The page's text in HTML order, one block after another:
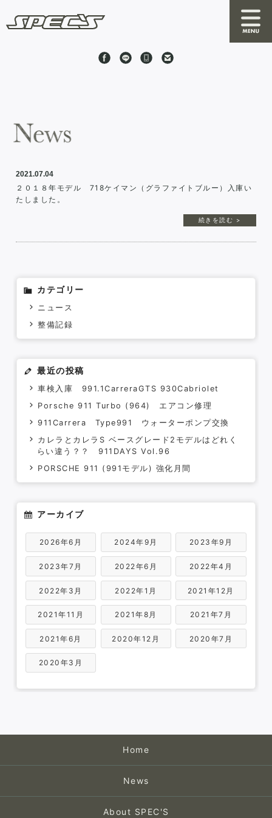
RRC
Stock Cars
2021.07.04
２０１８年モデル 718ケイマン（グラファイトブルー）入庫い
たしました。
続きを読む >
カテゴリー
ニュース
整備記録
最近の投稿
車検入庫 991.1CarreraGTS 930Cabriolet
Porsche 911 Turbo (964) エアコン修理
911Carrera Type991 ウォーターポンプ交換
カレラとカレラS ベースグレード2モデルはどれく
らい違う？？ 911DAYS Vol.96
PORSCHE 911 (991モデル) 強化月間
アーカイブ
2026年6月 2024年9月 2023年9月
2023年7月 2022年6月 2022年4月
2022年3月 2022年1月 2021年12月
2021年11月 2021年8月 2021年7月
2021年6月 2020年12月 2020年7月
2020年3月
Home
News
About SPEC'S